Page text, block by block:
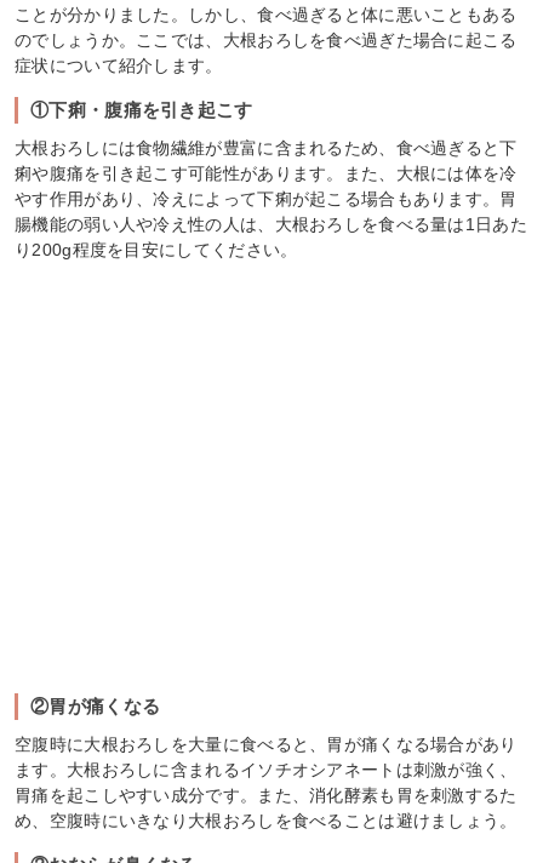
ことが分かりました。しかし、食べ過ぎると体に悪いこともある
のでしょうか。ここでは、大根おろしを食べ過ぎた場合に起こる
症状について紹介します。
①下痢・腹痛を引き起こす
大根おろしには食物繊維が豊富に含まれるため、食べ過ぎると下
痢や腹痛を引き起こす可能性があります。また、大根には体を冷
やす作用があり、冷えによって下痢が起こる場合もあります。胃
腸機能の弱い人や冷え性の人は、大根おろしを食べる量は1日あた
り200g程度を目安にしてください。
②胃が痛くなる
空腹時に大根おろしを大量に食べると、胃が痛くなる場合があり
ます。大根おろしに含まれるイソチオシアネートは刺激が強く、
胃痛を起こしやすい成分です。また、消化酵素も胃を刺激するた
め、空腹時にいきなり大根おろしを食べることは避けましょう。